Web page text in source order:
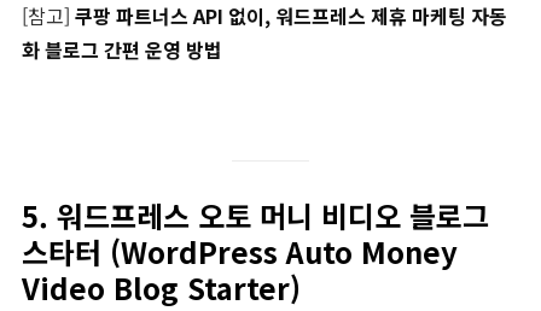
[참고] 쿠팡 파트너스 API 없이, 워드프레스 제휴 마케팅 자동
화 블로그 간편 운영 방법
5. 워드프레스 오토 머니 비디오 블로그
스타터 (WordPress Auto Money
Video Blog Starter)